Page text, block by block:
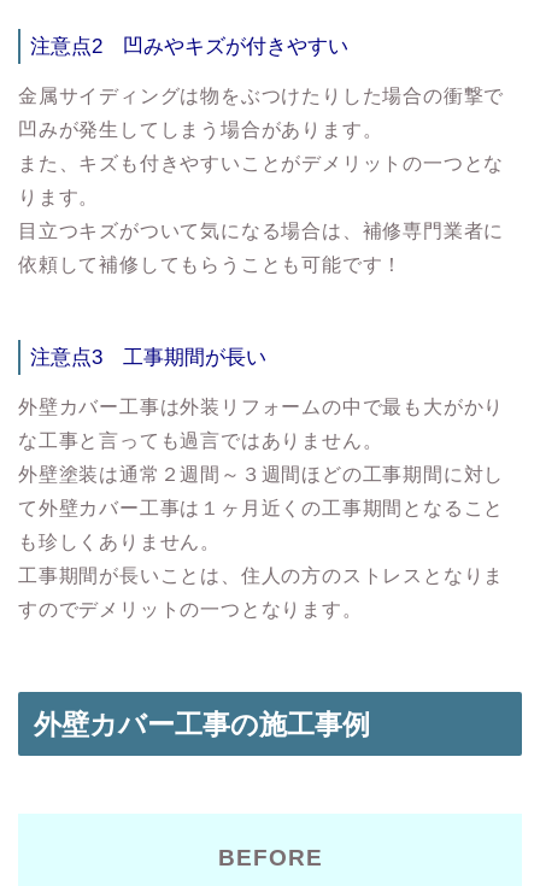
注意点2 凹みやキズが付きやすい
金属サイディングは物をぶつけたりした場合の衝撃で
凹みが発生してしまう場合があります。
また、キズも付きやすいことがデメリットの一つとな
ります。
目立つキズがついて気になる場合は、補修専門業者に
依頼して補修してもらうことも可能です！
注意点3 工事期間が長い
外壁カバー工事は外装リフォームの中で最も大がかり
な工事と言っても過言ではありません。
外壁塗装は通常２週間～３週間ほどの工事期間に対し
て外壁カバー工事は１ヶ月近くの工事期間となること
も珍しくありません。
工事期間が長いことは、住人の方のストレスとなりま
すのでデメリットの一つとなります。
外壁カバー工事の施工事例
BEFORE